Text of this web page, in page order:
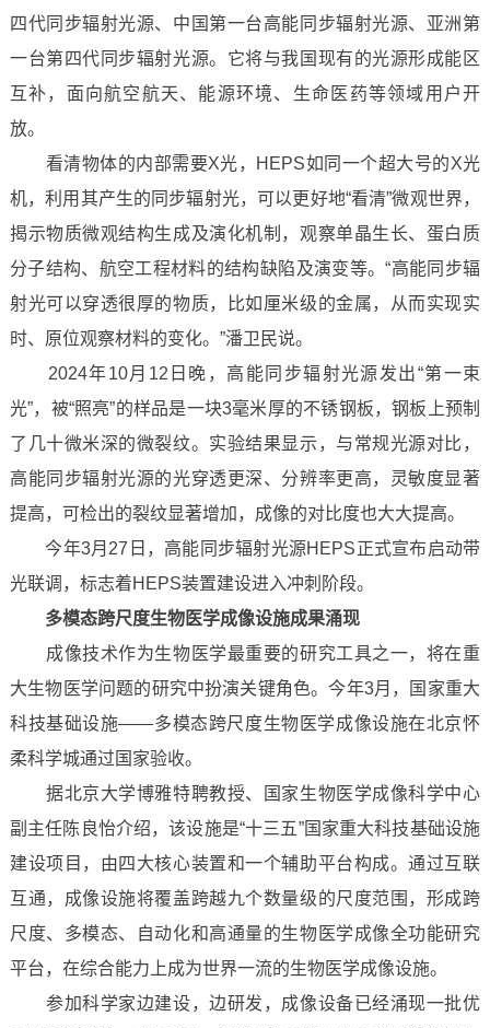
四代同步辐射光源、中国第一台高能同步辐射光源、亚洲第
一台第四代同步辐射光源。它将与我国现有的光源形成能区
互补，面向航空航天、能源环境、生命医药等领域用户开
放。
看清物体的内部需要X光，HEPS如同一个超大号的X光
机，利用其产生的同步辐射光，可以更好地“看清”微观世界，
揭示物质微观结构生成及演化机制，观察单晶生长、蛋白质
分子结构、航空工程材料的结构缺陷及演变等。“高能同步辐
射光可以穿透很厚的物质，比如厘米级的金属，从而实现实
时、原位观察材料的变化。”潘卫民说。
2024年10月12日晚，高能同步辐射光源发出“第一束
光”，被“照亮”的样品是一块3毫米厚的不锈钢板，钢板上预制
了几十微米深的微裂纹。实验结果显示，与常规光源对比，
高能同步辐射光源的光穿透更深、分辨率更高，灵敏度显著
提高，可检出的裂纹显著增加，成像的对比度也大大提高。
今年3月27日，高能同步辐射光源HEPS正式宣布启动带
光联调，标志着HEPS装置建设进入冲刺阶段。
多模态跨尺度生物医学成像设施成果涌现
成像技术作为生物医学最重要的研究工具之一，将在重
大生物医学问题的研究中扮演关键角色。今年3月，国家重大
科技基础设施——多模态跨尺度生物医学成像设施在北京怀
柔科学城通过国家验收。
据北京大学博雅特聘教授、国家生物医学成像科学中心
副主任陈良怡介绍，该设施是“十三五”国家重大科技基础设施
建设项目，由四大核心装置和一个辅助平台构成。通过互联
互通，成像设施将覆盖跨越九个数量级的尺度范围，形成跨
尺度、多模态、自动化和高通量的生物医学成像全功能研究
平台，在综合能力上成为世界一流的生物医学成像设施。
参加科学家边建设，边研发，成像设备已经涌现一批优